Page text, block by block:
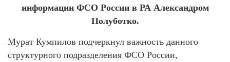
информации ФСО России в РА Александром
Полуботко.
Мурат Кумпилов подчеркнул важность данного
структурного подразделения ФСО России,